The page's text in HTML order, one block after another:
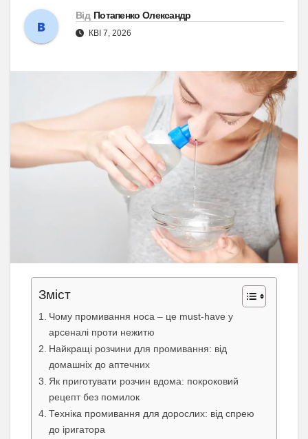
Від Потапенко Олександр
КВІ 7, 2026
Зміст
Чому промивання носа – це must-have у
арсеналі проти нежитю
Найкращі розчини для промивання: від
домашніх до аптечних
Як приготувати розчин вдома: покроковий
рецепт без помилок
Техніка промивання для дорослих: від спрею
до іригатора